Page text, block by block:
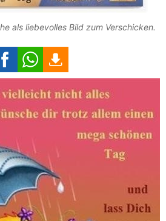
als liebevolles Bild zum Verschicken.